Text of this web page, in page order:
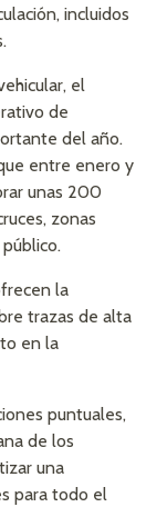
incluidos
el
de
del año.
entre enero y
unas 200
zonas
la
trazas de alta
en la
puntuales,
de los
una
para todo el